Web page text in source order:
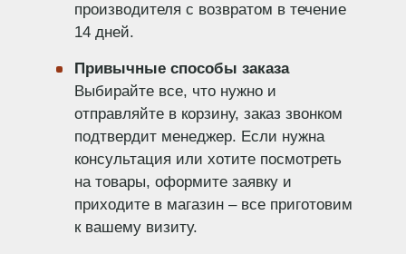
производителя с возвратом в течение
14 дней.
Привычные способы заказа
Выбирайте все, что нужно и
отправляйте в корзину, заказ звонком
подтвердит менеджер. Если нужна
консультация или хотите посмотреть
на товары, оформите заявку и
приходите в магазин – все приготовим
к вашему визиту.